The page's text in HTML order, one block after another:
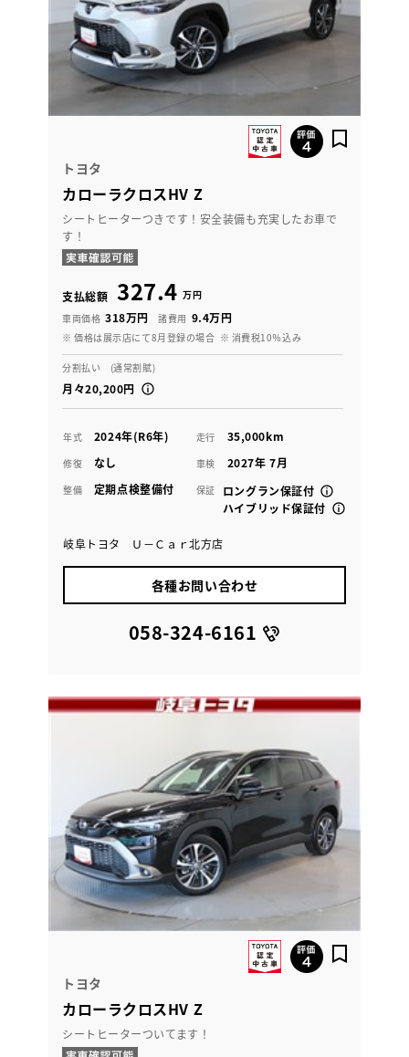
トヨタ
カローラクロスHV Z
シートヒーターつきです！安全装備も充実したお車で
す！
支払総額 327.4 万円
車両価格 318万円 諸費用 9.4万円
※ 価格は展示店にて8月登録の場合 ※ 消費税10％込み
分割払い (通常割賦)
月々20,200円
年式 2024年(R6年) 走行 35,000km
修復 なし 車検 2027年 7月
整備 定期点検整備付 保証
ロングラン保証付
ハイブリッド保証付
岐阜トヨタ Ｕ－Ｃａｒ北方店
各種お問い合わせ
058-324-6161
トヨタ
カローラクロスHV Z
シートヒーターついてます！